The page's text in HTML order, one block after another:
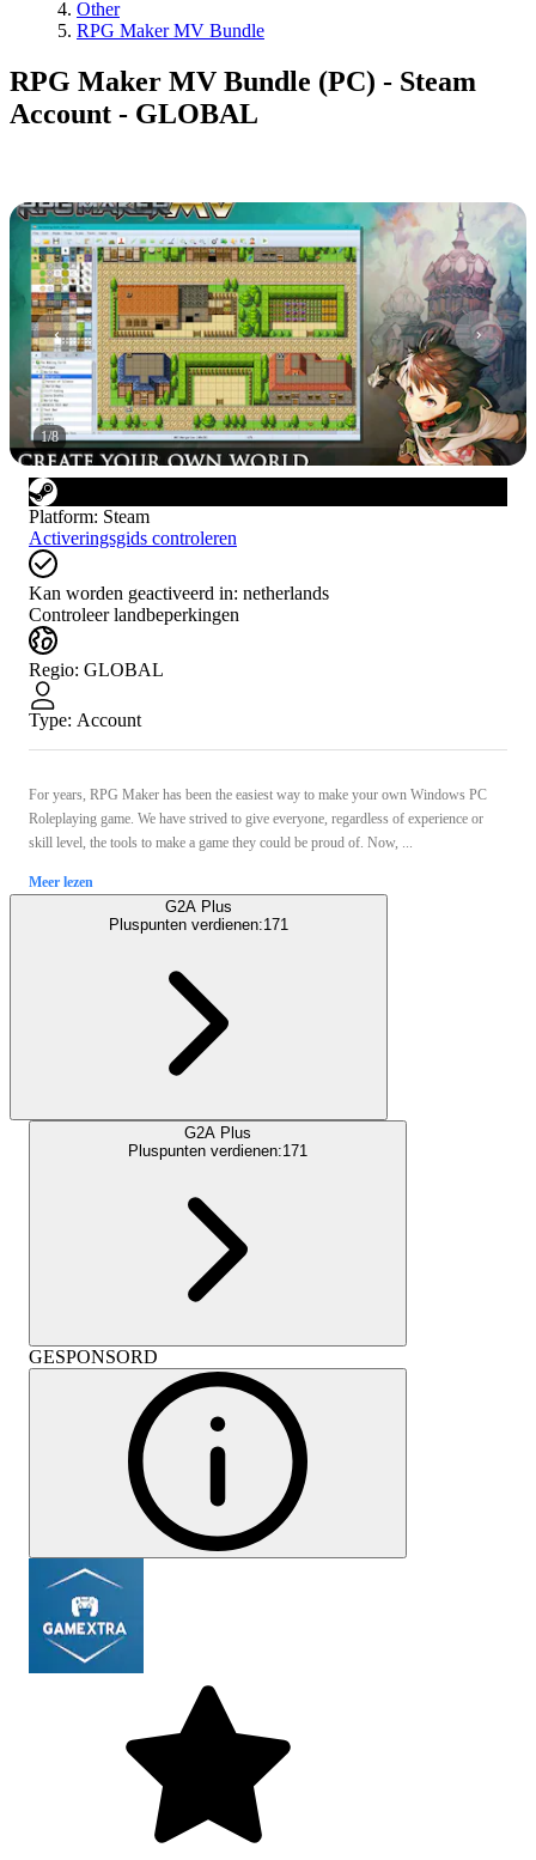
Other
RPG Maker MV Bundle
RPG Maker MV Bundle (PC) - Steam
Account - GLOBAL
1/8
Platform: Steam
Activeringsgids controleren
Kan worden geactiveerd in: netherlands
Controleer landbeperkingen
Regio: GLOBAL
Type: Account
For years, RPG Maker has been the easiest way to make your own Windows PC
Roleplaying game. We have strived to give everyone, regardless of experience or
skill level, the tools to make a game they could be proud of. Now, ...
Meer lezen
G2A Plus
Pluspunten verdienen:171
G2A Plus
Pluspunten verdienen:171
GESPONSORD